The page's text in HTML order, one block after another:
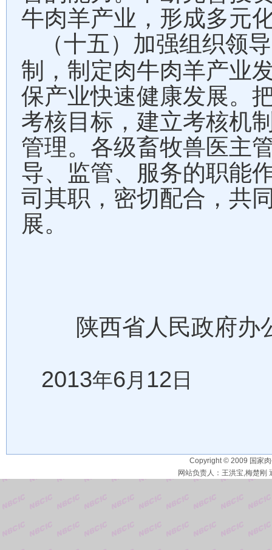
牛肉羊产业，形成多元
（十五）加强组织领
制，制定肉牛肉羊产业
保产业快速健康发展。
考核目标，建立考核机
管理。各级畜牧兽医主
导、监管、服务的职能
司其职，密切配合，共
展。
陕西省人民政府办
2013年6月 12 日
Copyright © 2009 国家
网站负责人：王洪宝,梅楚刚